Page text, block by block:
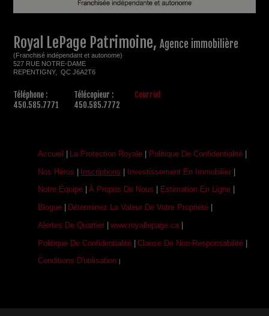
Royal LePage Patrimoine,Agence immobilière
(Franchisé indépendant et autonome)
527 RUE NOTRE-DAME
REPENTIGNY, QC J6A2T6
Téléphone :
450.585.7771
Télécopieur :
450.585.7772
Courriel
Accueil La Protection Royale Politique De Confidentialité
Nos Héros | Inscriptions | Investissement En Immobilier |
Notre Équipe
À Propos De Nous Estimation En Ligne
Blogue
Déterminez La Valeur De Votre Propriété
Alertes De Quartier
www.royallepage.ca
Politique De Confidentialité | Clause De Non-Responsabilité |
Conditions D'utilisation